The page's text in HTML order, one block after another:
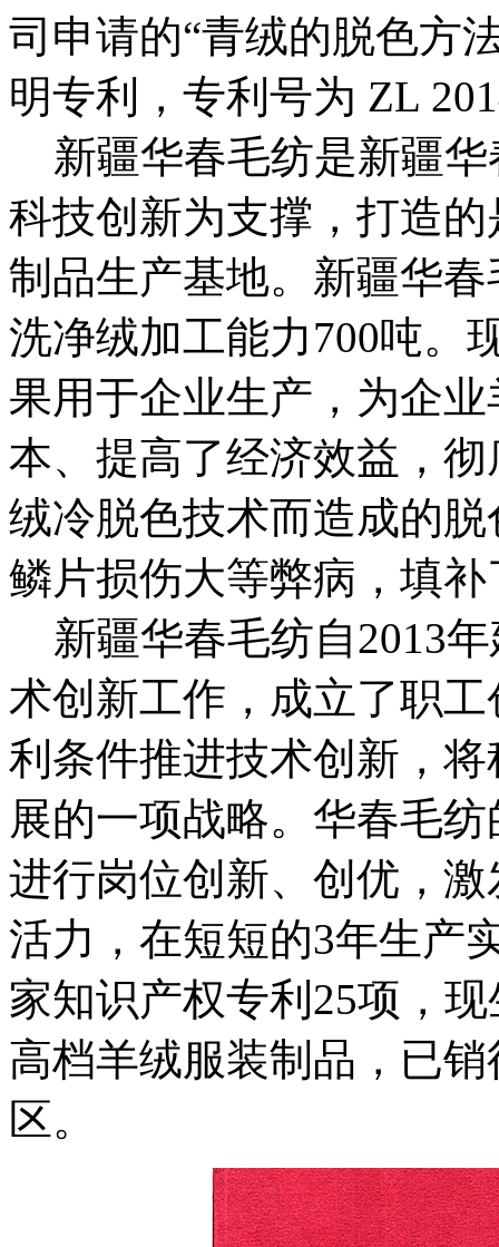
司申请的“青绒的脱色方
明专利，专利号为 ZL
新疆华春毛纺是新疆华
科技创新为支撑，打造
制品生产基地。新疆华
洗净绒加工能力700吨。
果用于企业生产，为企
本、提高了经济效益，
绒冷脱色技术而造成的
鳞片损伤大等弊病，填
新疆华春毛纺自2013
术创新工作，成立了职
利条件推进技术创新，
展的一项战略。华春毛
进行岗位创新、创优，
活力，在短短的3年生产
家知识产权专利25项，
高档羊绒服装制品，已
区。